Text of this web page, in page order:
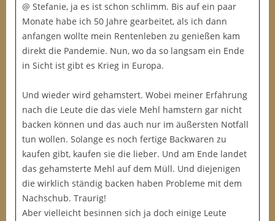
@ Stefanie, ja es ist schon schlimm. Bis auf ein paar
Monate habe ich 50 Jahre gearbeitet, als ich dann
anfangen wollte mein Rentenleben zu genießen kam
direkt die Pandemie. Nun, wo da so langsam ein Ende
in Sicht ist gibt es Krieg in Europa.
Und wieder wird gehamstert. Wobei meiner Erfahrung
nach die Leute die das viele Mehl hamstern gar nicht
backen können und das auch nur im äußersten Notfall
tun wollen. Solange es noch fertige Backwaren zu
kaufen gibt, kaufen sie die lieber. Und am Ende landet
das gehamsterte Mehl auf dem Müll. Und diejenigen
die wirklich ständig backen haben Probleme mit dem
Nachschub. Traurig!
Aber vielleicht besinnen sich ja doch einige Leute